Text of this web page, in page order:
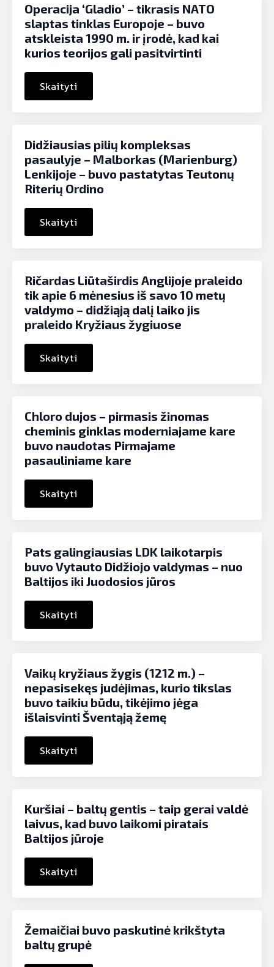
Operacija ‘Gladio’ – tikrasis NATO
slaptas tinklas Europoje – buvo
atskleista 1990 m. ir įrodė, kad kai
kurios teorijos gali pasitvirtinti
Skaityti
Didžiausias pilių kompleksas
pasaulyje – Malborkas (Marienburg)
Lenkijoje – buvo pastatytas Teutonų
Riterių Ordino
Skaityti
Ričardas Liūtaširdis Anglijoje praleido
tik apie 6 mėnesius iš savo 10 metų
valdymo – didžiąją dalį laiko jis
praleido Kryžiaus žygiuose
Skaityti
Chloro dujos – pirmasis žinomas
cheminis ginklas moderniajame kare
buvo naudotas Pirmajame
pasauliniame kare
Skaityti
Pats galingiausias LDK laikotarpis
buvo Vytauto Didžiojo valdymas – nuo
Baltijos iki Juodosios jūros
Skaityti
Vaikų kryžiaus žygis (1212 m.) –
nepasisekęs judėjimas, kurio tikslas
buvo taikiu būdu, tikėjimo jėga
išlaisvinti Šventąją žemę
Skaityti
Kuršiai – baltų gentis – taip gerai valdė
laivus, kad buvo laikomi piratais
Baltijos jūroje
Skaityti
Žemaičiai buvo paskutinė krikštyta
baltų grupė